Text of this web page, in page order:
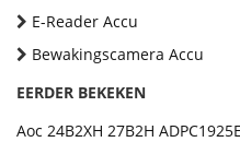
E-Reader Accu
Bewakingscamera Accu
EERDER BEKEKEN
Aoc 24B2XH 27B2H